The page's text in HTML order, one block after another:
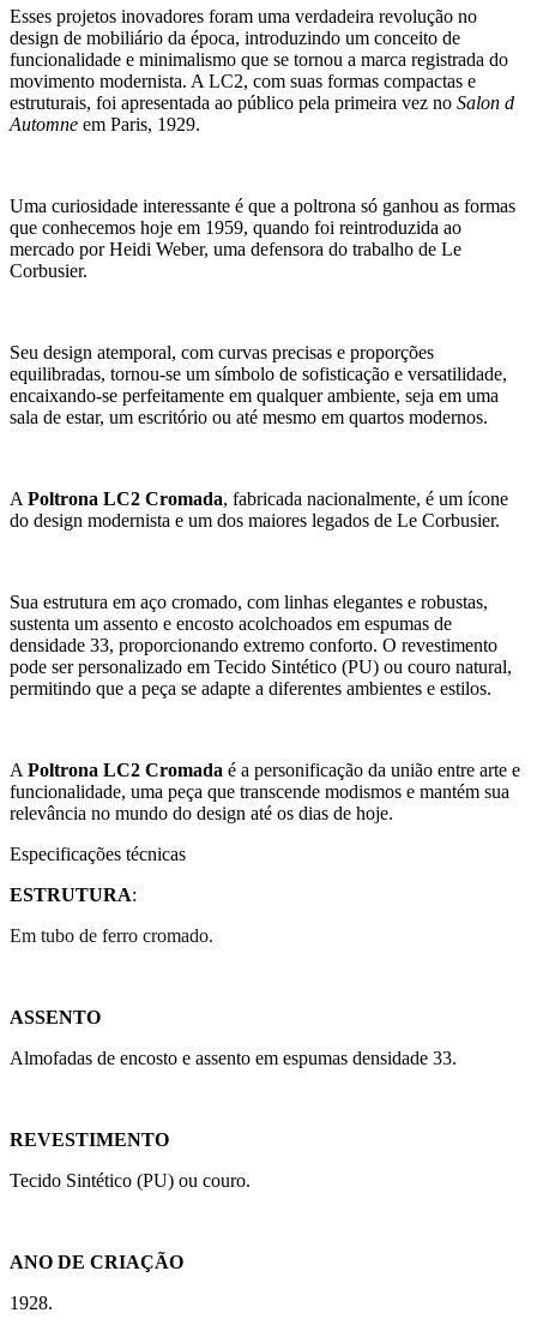
Esses projetos inovadores foram uma verdadeira revolução no
design de mobiliário da época, introduzindo um conceito de
funcionalidade e minimalismo que se tornou a marca registrada do
movimento modernista. A LC2, com suas formas compactas e
estruturais, foi apresentada ao público pela primeira vez no Salon d
Automne em Paris, 1929.
Uma curiosidade interessante é que a poltrona só ganhou as formas
que conhecemos hoje em 1959, quando foi reintroduzida ao
mercado por Heidi Weber, uma defensora do trabalho de Le
Corbusier.
Seu design atemporal, com curvas precisas e proporções
equilibradas, tornou-se um símbolo de sofisticação e versatilidade,
encaixando-se perfeitamente em qualquer ambiente, seja em uma
sala de estar, um escritório ou até mesmo em quartos modernos.
A Poltrona LC2 Cromada, fabricada nacionalmente, é um ícone
do design modernista e um dos maiores legados de Le Corbusier.
Sua estrutura em aço cromado, com linhas elegantes e robustas,
sustenta um assento e encosto acolchoados em espumas de
densidade 33, proporcionando extremo conforto. O revestimento
pode ser personalizado em Tecido Sintético (PU) ou couro natural,
permitindo que a peça se adapte a diferentes ambientes e estilos.
A Poltrona LC2 Cromada é a personificação da união entre arte e
funcionalidade, uma peça que transcende modismos e mantém sua
relevância no mundo do design até os dias de hoje.
Especificações técnicas
ESTRUTURA:
Em tubo de ferro cromado.
ASSENTO
Almofadas de encosto e assento em espumas densidade 33.
REVESTIMENTO
Tecido Sintético (PU) ou couro.
ANO DE CRIAÇÃO
1928.